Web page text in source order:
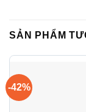
SẢN PHẨM
-42%